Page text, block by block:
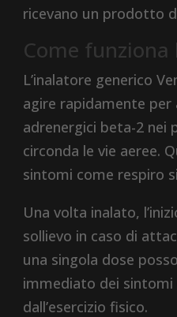
ricevano un prodotto
Come funziona
L’inalatore generico
agire rapidamente
adrenergici beta-2 nei
circonda le vie aeree.
sintomi come respiro
Una volta inalato,
sollievo in caso di
una singola dose
immediato dei sintomi
dall’esercizio fisico.